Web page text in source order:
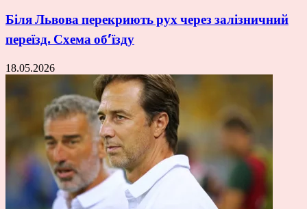
Біля Львова перекриють рух через залізничний
переїзд. Схема об’їзду
18.05.2026